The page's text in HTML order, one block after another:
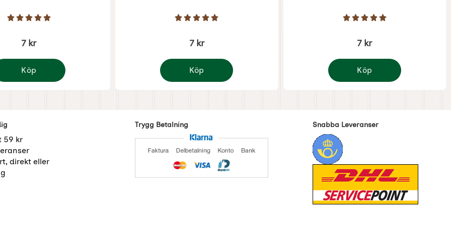
Betyg: 5 Stjärnor av 5
7 kr
Köp
tomte i midvinternatten - A6 format
Betyg: 5 Stjärnor av 5
7 kr
Köp
Julkort tomte på skidor och häst - A6 format
Betyg: 5 Stjärnor av 5
7 kr
Köp
Julkort tomte matar svanar -
59 kr
direkt eller
Trygg Betalning Snabba Leveranser